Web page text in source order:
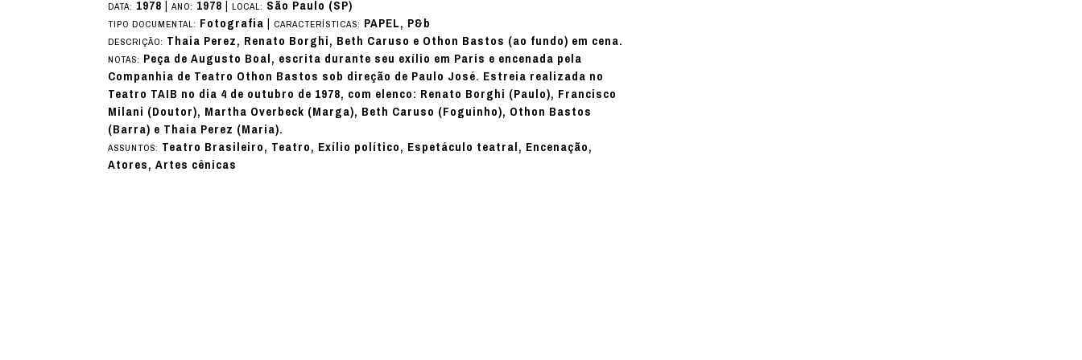
DATA: 1978|ANO: 1978|LOCAL: São Paulo (SP)
TIPO DOCUMENTAL: Fotografia| CARACTERÍSTICAS: PAPEL, P&b
DESCRIÇÃO: Thaia Perez, Renato Borghi, Beth Caruso e Othon Bastos (ao fundo) em cena.
NOTAS: Peça de Augusto Boal, escrita durante seu exílio em Paris e encenada pela
Companhia de Teatro Othon Bastos sob direção de Paulo José. Estreia realizada no
Teatro TAIB no dia 4 de outubro de 1978, com elenco: Renato Borghi (Paulo), Francisco
Milani (Doutor), Martha Overbeck (Marga), Beth Caruso (Foguinho), Othon Bastos
(Barra) e Thaia Perez (Maria).
ASSUNTOS: Teatro Brasileiro, Teatro, Exílio político, Espetáculo teatral, Encenação,
Atores, Artes cênicas